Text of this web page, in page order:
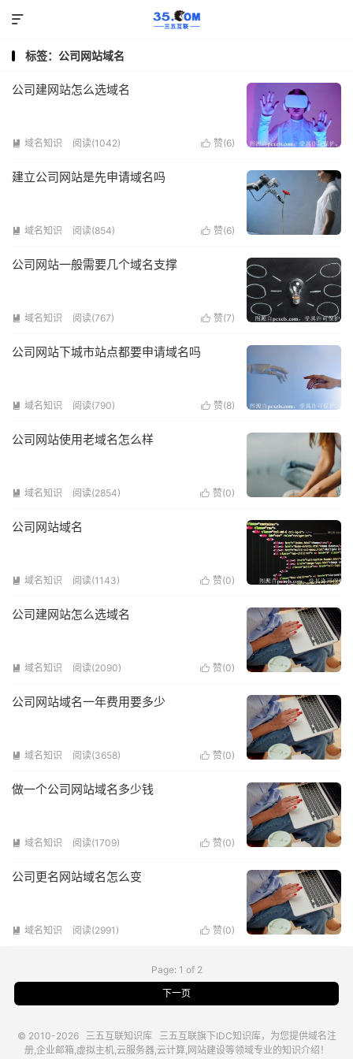

标签：公司网站域名
公司建网站怎么选域名
 域名知识 阅读(1042)  赞(6)
建立公司网站是先申请域名吗
 域名知识 阅读(854)  赞(6)
公司网站一般需要几个域名支撑
 域名知识 阅读(767)  赞(7)
公司网站下城市站点都要申请域名吗
 域名知识 阅读(790)  赞(8)
公司网站使用老域名怎么样
 域名知识 阅读(2854)  赞(0)
公司网站域名
 域名知识 阅读(1143)  赞(0)
公司建网站怎么选域名
 域名知识 阅读(2090)  赞(0)
公司网站域名一年费用要多少
 域名知识 阅读(3658)  赞(0)
做一个公司网站域名多少钱
 域名知识 阅读(1709)  赞(0)
公司更名网站域名怎么变
 域名知识 阅读(2991)  赞(0)
Page: 1 of 2
下一页
© 2010-2026 三五互联知识库 三五互联旗下IDC知识库，为您提供域名注
册,企业邮箱,虚拟主机,云服务器,云计算,网站建设等领域专业的知识介绍！